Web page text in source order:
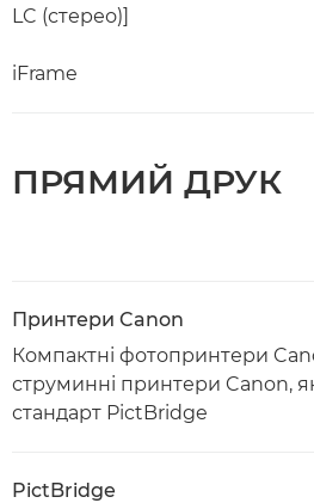
LC (стерео)]
iFrame
ПРЯМИЙ ДРУК
Принтери Canon
Компактні фотопринтери
струминні принтери Canon,
стандарт PictBridge
PictBridge